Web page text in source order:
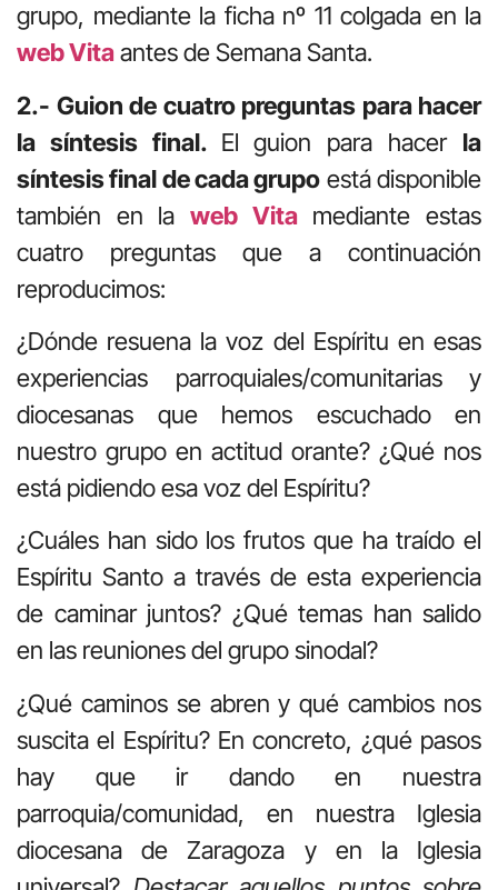
grupo, mediante la ficha nº 11 colgada en la
web Vitaantes de Semana Santa.
2.- Guion de cuatro preguntas para hacer
la síntesis final. El guion para hacer la
síntesis final de cada grupo está disponible
también en la web Vitamediante estas
cuatro preguntas que a continuación
reproducimos:
¿Dónde resuena la voz del Espíritu en esas
experiencias parroquiales/comunitarias y
diocesanas que hemos escuchado en
nuestro grupo en actitud orante? ¿Qué nos
está pidiendo esa voz del Espíritu?
¿Cuáles han sido los frutos que ha traído el
Espíritu Santo a través de esta experiencia
de caminar juntos? ¿Qué temas han salido
en las reuniones del grupo sinodal?
¿Qué caminos se abren y qué cambios nos
suscita el Espíritu? En concreto, ¿qué pasos
hay que ir dando en nuestra
parroquia/comunidad, en nuestra Iglesia
diocesana de Zaragoza y en la Iglesia